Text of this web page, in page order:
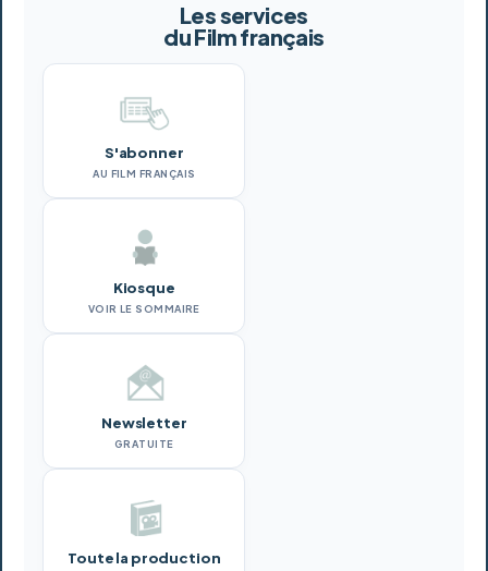
Les services
du Film français
S'abonner
AU FILM FRANÇAIS
Kiosque
VOIR LE SOMMAIRE
Newsletter
GRATUITE
Toute la production